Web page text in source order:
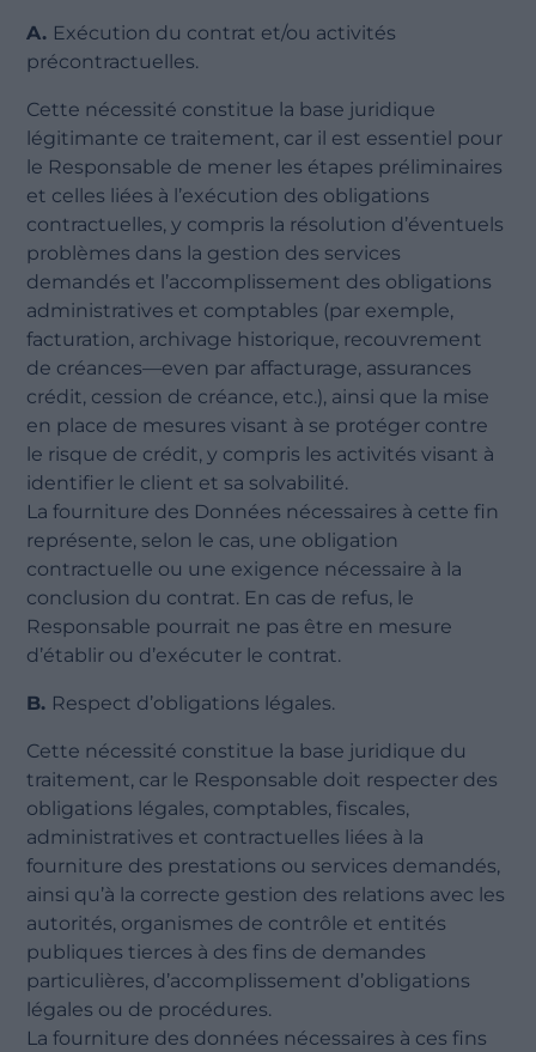
A. Exécution du contrat et/ou activités
précontractuelles.
Cette nécessité constitue la base juridique
légitimante ce traitement, car il est essentiel pour
le Responsable de mener les étapes préliminaires
et celles liées à l’exécution des obligations
contractuelles, y compris la résolution d’éventuels
problèmes dans la gestion des services
demandés et l’accomplissement des obligations
administratives et comptables (par exemple,
facturation, archivage historique, recouvrement
de créances—even par affacturage, assurances
crédit, cession de créance, etc.), ainsi que la mise
en place de mesures visant à se protéger contre
le risque de crédit, y compris les activités visant à
identifier le client et sa solvabilité.
La fourniture des Données nécessaires à cette fin
représente, selon le cas, une obligation
contractuelle ou une exigence nécessaire à la
conclusion du contrat. En cas de refus, le
Responsable pourrait ne pas être en mesure
d’établir ou d’exécuter le contrat.
B. Respect d’obligations légales.
Cette nécessité constitue la base juridique du
traitement, car le Responsable doit respecter des
obligations légales, comptables, fiscales,
administratives et contractuelles liées à la
fourniture des prestations ou services demandés,
ainsi qu’à la correcte gestion des relations avec les
autorités, organismes de contrôle et entités
publiques tierces à des fins de demandes
particulières, d’accomplissement d’obligations
légales ou de procédures.
La fourniture des données nécessaires à ces fins